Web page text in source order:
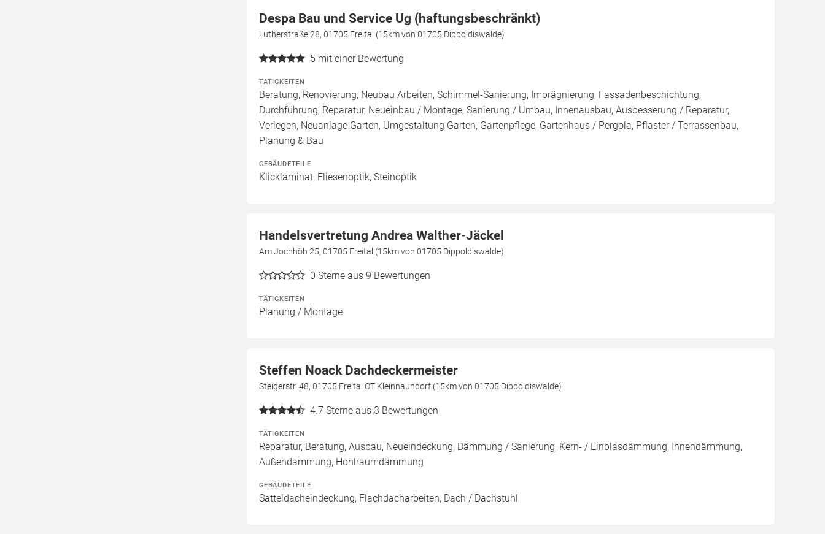
Despa Bau und Service Ug (haftungsbeschränkt)
Lutherstraße 28, 01705 Freital (15km von 01705 Dippoldiswalde)
5 mit einer Bewertung
TÄTIGKEITEN
Beratung, Renovierung, Neubau Arbeiten, Schimmel-Sanierung, Imprägnierung, Fassadenbeschichtung,
Durchführung, Reparatur, Neueinbau / Montage, Sanierung / Umbau, Innenausbau, Ausbesserung / Reparatur,
Verlegen, Neuanlage Garten, Umgestaltung Garten, Gartenpflege, Gartenhaus / Pergola, Pflaster / Terrassenbau,
Planung & Bau
GEBÄUDETEILE
Klicklaminat, Fliesenoptik, Steinoptik
Handelsvertretung Andrea Walther-Jäckel
Am Jochhöh 25, 01705 Freital (15km von 01705 Dippoldiswalde)
0 Sterne aus 9 Bewertungen
TÄTIGKEITEN
Planung / Montage
Steffen Noack Dachdeckermeister
Steigerstr. 48, 01705 Freital OT Kleinnaundorf (15km von 01705 Dippoldiswalde)
4.7 Sterne aus 3 Bewertungen
TÄTIGKEITEN
Reparatur, Beratung, Ausbau, Neueindeckung, Dämmung / Sanierung, Kern- / Einblasdämmung, Innendämmung,
Außendämmung, Hohlraumdämmung
GEBÄUDETEILE
Satteldacheindeckung, Flachdacharbeiten, Dach / Dachstuhl